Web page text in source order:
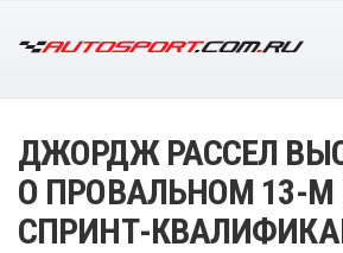
ДЖОРДЖ РАССЕЛ
О ПРОВАЛЬНОМ 13-М
СПРИНТ-